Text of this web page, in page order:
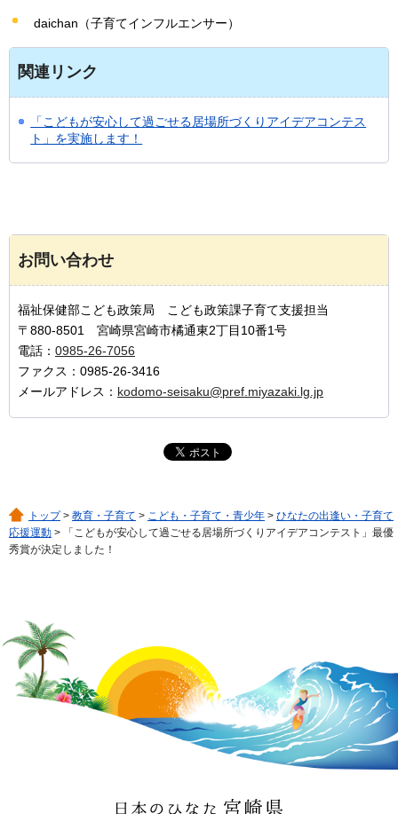
daichan（子育てインフルエンサー）
関連リンク
「こどもが安心して過ごせる居場所づくりアイデアコンテス
ト」を実施します！
お問い合わせ
福祉保健部こども政策局 こども政策課子育て支援担当
〒880-8501 宮崎県宮崎市橘通東2丁目10番1号
電話： 0985-26-7056
ファクス：0985-26-3416
メールアドレス： kodomo-seisaku@pref.miyazaki.lg.jp
トップ> 教育・子育て > こども・子育て・青少年 > ひなたの出逢い・子育て
応援運動 > 「こどもが安心して過ごせる居場所づくりアイデアコンテスト」最優
秀賞が決定しました！
日本のひなた 宮崎県